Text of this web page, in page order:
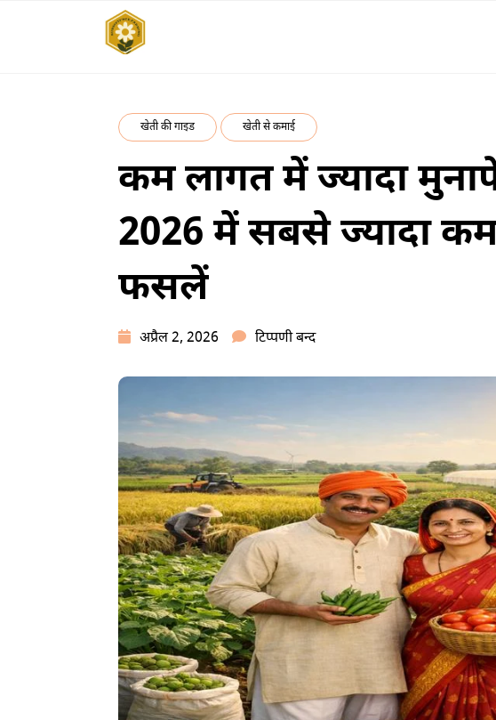
FARMING
खेती की गाइड खेती से कमाई
कम लागत में ज्यादा
2026 में सबसे ज्यादा
फसलें
अप्रैल 2, 2026 टिप्पणी बन्दकम
वाली
खेती:
2026
में
ज्यादा
कमाई
देने
फसलें